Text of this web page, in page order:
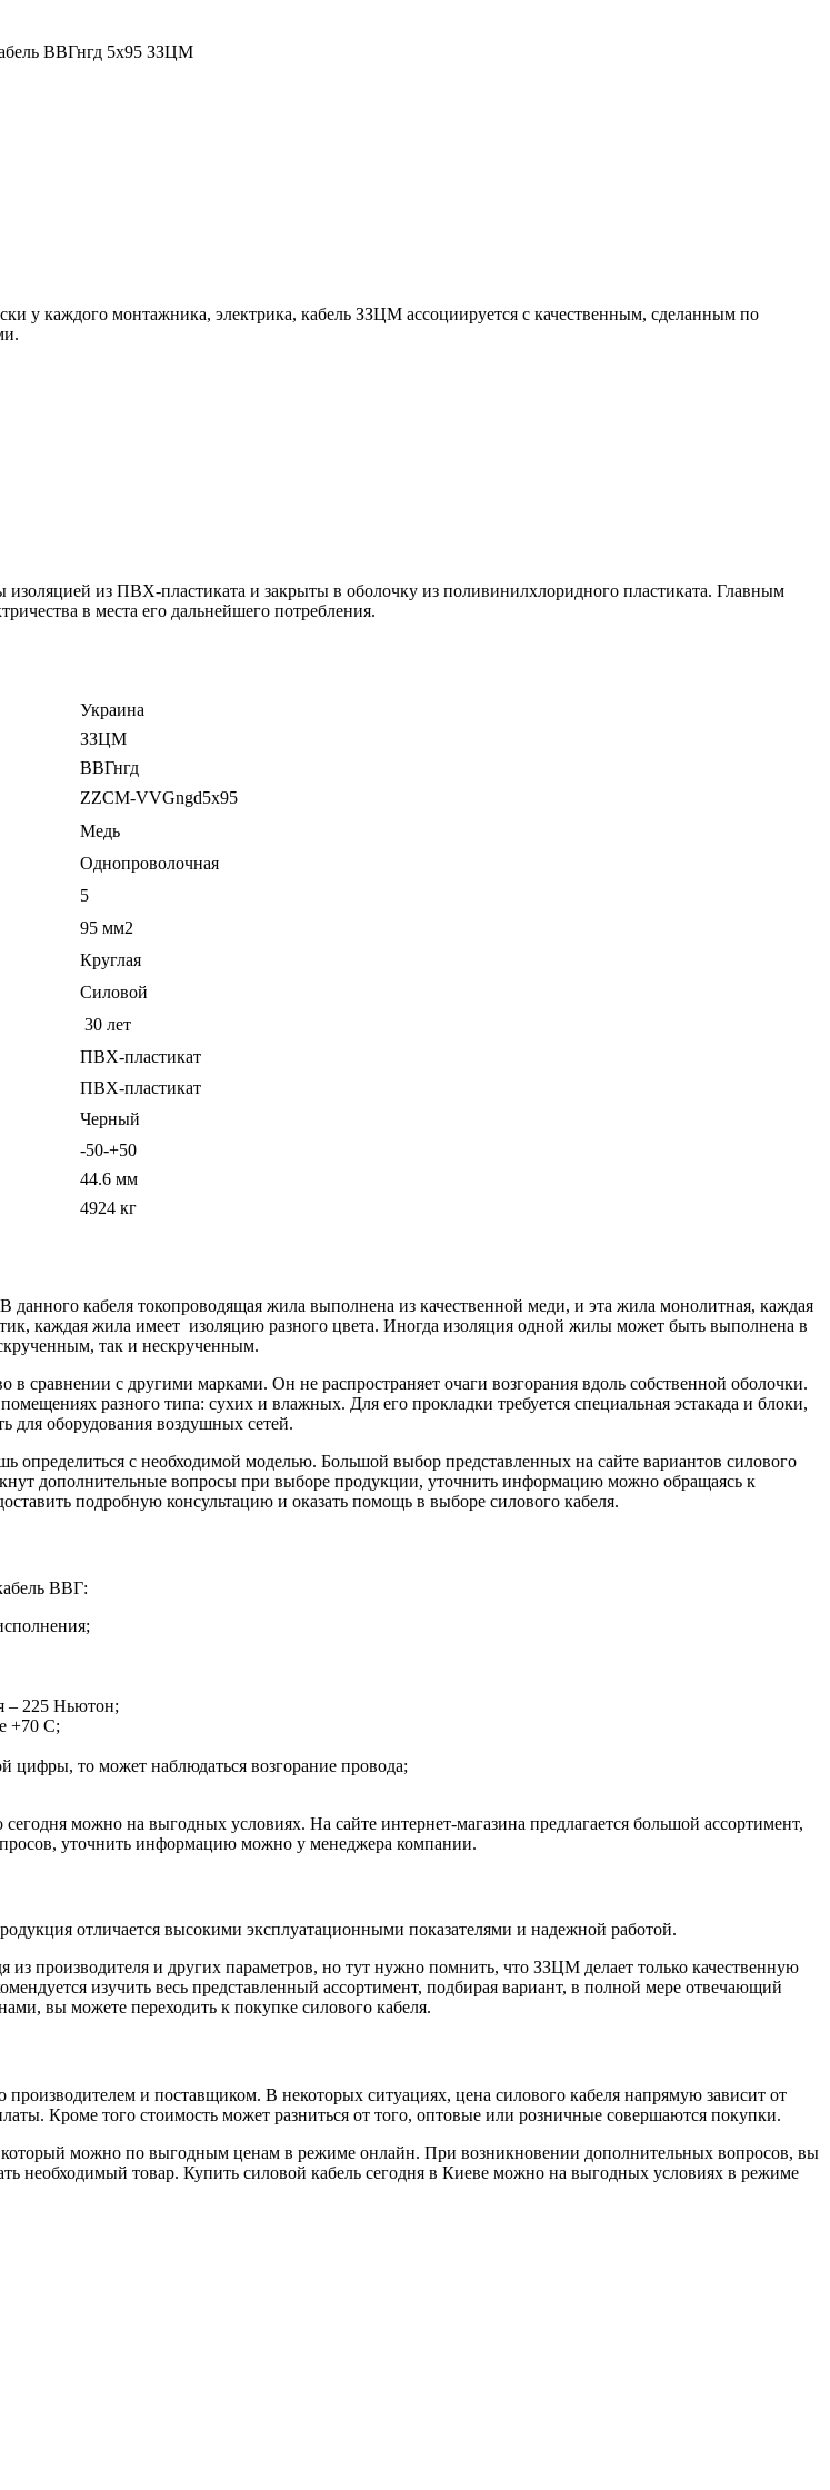
ВВГнгд 5х95 ЗЗЦМ
у каждого монтажника, электрика, кабель ЗЗЦМ ассоциируется с качественным, сделанным по
из ПВХ-пластиката и закрыты в оболочку из поливинилхлоридного пластиката. Главным
в места его дальнейшего потребления.
Украина
ЗЗЦМ
ВВГнгд
ZZCM-VVGngd5х95
Медь
Однопроволочная
5
95 мм2
Круглая
Силовой
30 лет
ПВХ-пластикат
ПВХ-пластикат
Черный
-50-+50
44.6 мм
4924 кг
кабеля токопроводящая жила выполнена из качественной меди, и эта жила монолитная, каждая
каждая жила имеет изоляцию разного цвета. Иногда изоляция одной жилы может быть выполнена в
так и нескрученным.
в сравнении с другими марками. Он не распространяет очаги возгорания вдоль собственной оболочки.
разного типа: сухих и влажных. Для его прокладки требуется специальная эстакада и блоки,
для оборудования воздушных сетей.
с необходимой моделью. Большой выбор представленных на сайте вариантов силового
дополнительные вопросы при выборе продукции, уточнить информацию можно обращаясь к
подробную консультацию и оказать помощь в выборе силового кабеля.
ВВГ:
– 225 Ньютон;
+70 С;
цифры, то может наблюдаться возгорание провода;
можно на выгодных условиях. На сайте интернет-магазина предлагается большой ассортимент,
уточнить информацию можно у менеджера компании.
отличается высокими эксплуатационными показателями и надежной работой.
производителя и других параметров, но тут нужно помнить, что ЗЗЦМ делает только качественную
изучить весь представленный ассортимент, подбирая вариант, в полной мере отвечающий
вы можете переходить к покупке силового кабеля.
и поставщиком. В некоторых ситуациях, цена силового кабеля напрямую зависит от
Кроме того стоимость может разниться от того, оптовые или розничные совершаются покупки.
который можно по выгодным ценам в режиме онлайн. При возникновении дополнительных вопросов, вы
необходимый товар. Купить силовой кабель сегодня в Киеве можно на выгодных условиях в режиме